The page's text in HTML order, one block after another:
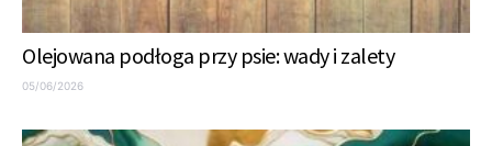
Olejowana podłoga przy psie: wady i zalety
05/06/2026